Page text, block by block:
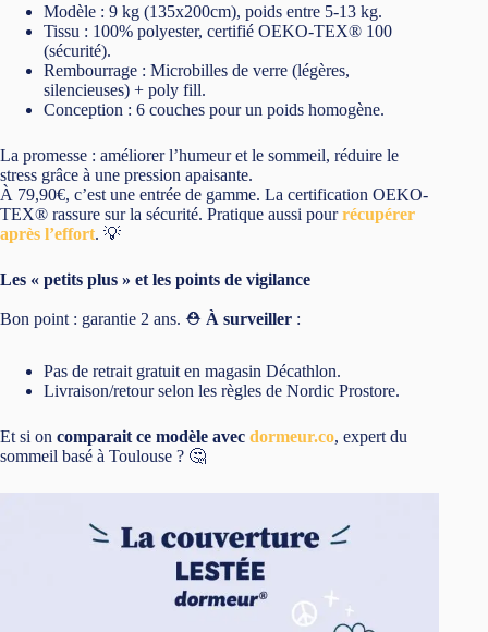
Modèle : 9 kg (135x200cm), poids entre 5-13 kg.
Tissu : 100% polyester, certifié OEKO-TEX® 100
(sécurité).
Rembourrage : Microbilles de verre (légères,
silencieuses) + poly fill.
Conception : 6 couches pour un poids homogène.
La promesse : améliorer l’humeur et le sommeil, réduire le
stress grâce à une pression apaisante.
À 79,90€, c’est une entrée de gamme. La certification OEKO-
TEX® rassure sur la sécurité. Pratique aussi pourrécupérer
après l’effort. 💡
Les « petits plus » et les points de vigilance
Bon point : garantie 2 ans. ⛑️ À surveiller :
Pas de retrait gratuit en magasin Décathlon.
Livraison/retour selon les règles de Nordic Prostore.
Et si on comparait ce modèle avec dormeur.co, expert du
sommeil basé à Toulouse ? 🤔